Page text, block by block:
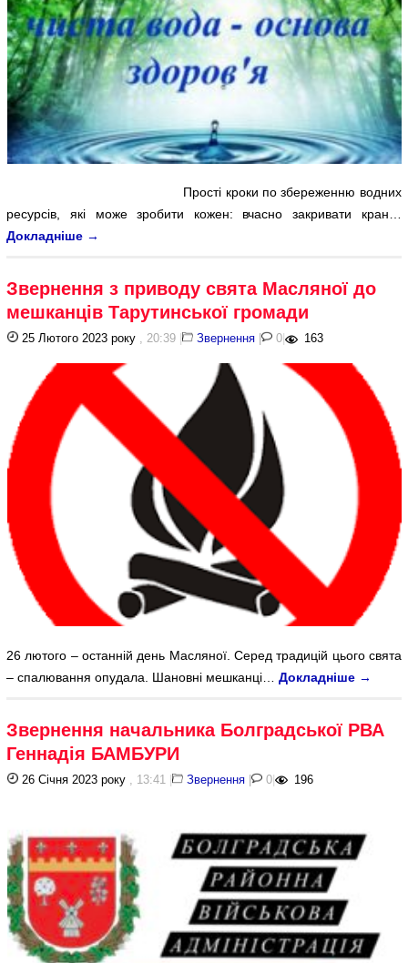
Прості кроки по збереженню водних
ресурсів, які може зробити кожен: вчасно закривати кран…
Докладніше →
Звернення з приводу свята Масляної до
мешканців Тарутинської громади
25 Лютого 2023 року , 20:39 | Звернення | 0 | 163
26 лютого – останній день Масляної. Серед традицій цього свята
– спалювання опудала. Шановні мешканці…Докладніше →
Звернення начальника Болградської РВА
Геннадія БАМБУРИ
26 Січня 2023 року , 13:41 | Звернення | 0| 196